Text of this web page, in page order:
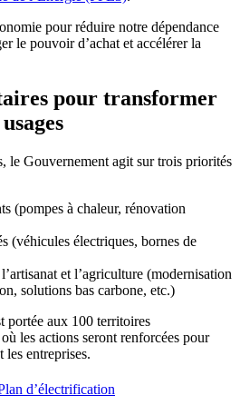
pour réduire notre dépendance
le pouvoir d’achat et accélérer la
pour transformer
le Gouvernement agit sur trois priorités
(pompes à chaleur, rénovation
(véhicules électriques, bornes de
et l’agriculture (modernisation
solutions bas carbone, etc.)
portée aux 100 territoires
les actions seront renforcées pour
les entreprises.
d’électrification